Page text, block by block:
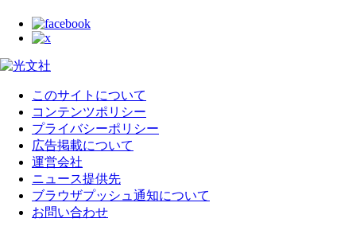
このサイトについて
コンテンツポリシー
プライバシーポリシー
広告掲載について
運営会社
ニュース提供先
ブラウザプッシュ通知について
お問い合わせ